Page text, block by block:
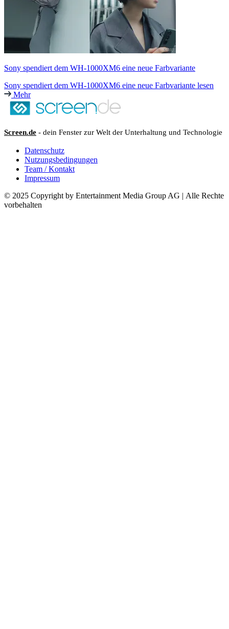
Sony spendiert dem WH-1000XM6 eine neue Farbvariante
Sony spendiert dem WH-1000XM6 eine neue Farbvariante lesen
Mehr
Screen.de - dein Fenster zur Welt der Unterhaltung und Technologie
Datenschutz
Nutzungsbedingungen
Team / Kontakt
Impressum
© 2025 Copyright by Entertainment Media Group AG | Alle Rechte
vorbehalten